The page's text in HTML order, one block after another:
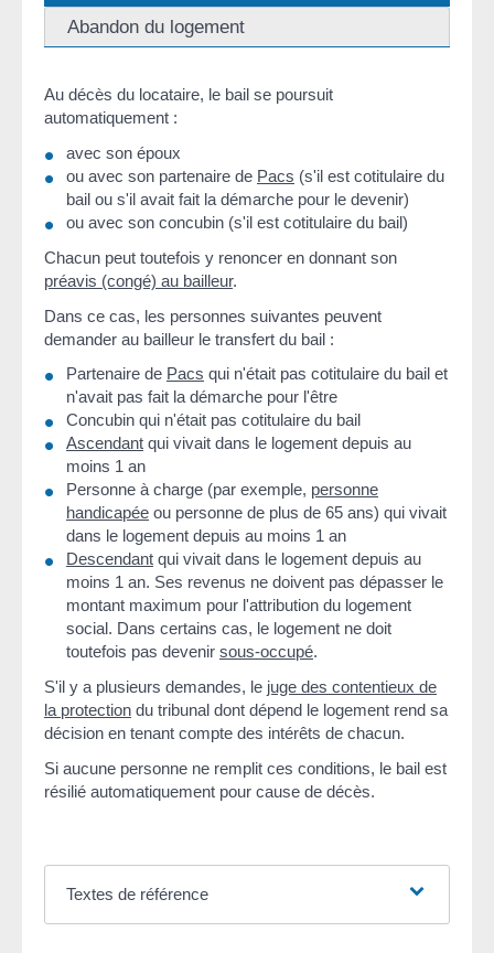
Abandon du logement
Au décès du locataire, le bail se poursuit
automatiquement :
avec son époux
ou avec son partenaire de Pacs (s'il est cotitulaire du
bail ou s'il avait fait la démarche pour le devenir)
ou avec son concubin (s'il est cotitulaire du bail)
Chacun peut toutefois y renoncer en donnant son
préavis (congé) au bailleur.
Dans ce cas, les personnes suivantes peuvent
demander au bailleur le transfert du bail :
Partenaire de Pacs qui n'était pas cotitulaire du bail et
n'avait pas fait la démarche pour l'être
Concubin qui n'était pas cotitulaire du bail
Ascendant qui vivait dans le logement depuis au
moins 1 an
Personne à charge (par exemple, personne
handicapée ou personne de plus de 65 ans) qui vivait
dans le logement depuis au moins 1 an
Descendant qui vivait dans le logement depuis au
moins 1 an. Ses revenus ne doivent pas dépasser le
montant maximum pour l'attribution du logement
social. Dans certains cas, le logement ne doit
toutefois pas devenir sous-occupé.
S'il y a plusieurs demandes, le juge des contentieux de
la protection du tribunal dont dépend le logement rend sa
décision en tenant compte des intérêts de chacun.
Si aucune personne ne remplit ces conditions, le bail est
résilié automatiquement pour cause de décès.
Textes de référence